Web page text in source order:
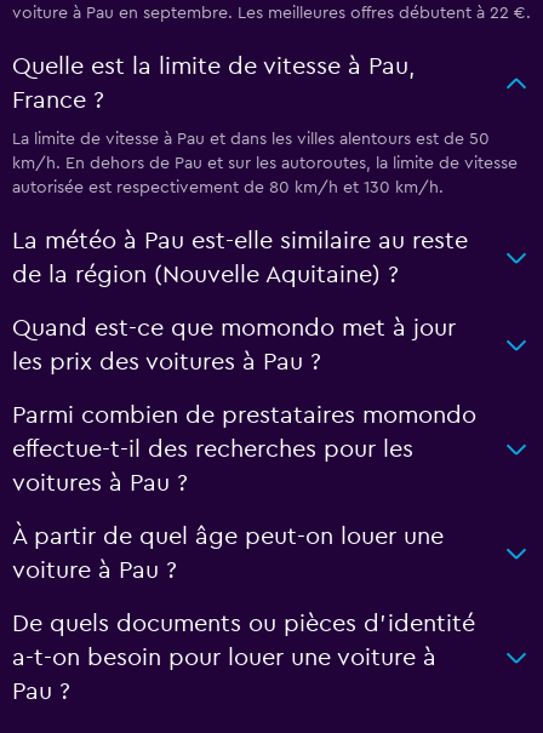
voiture à Pau en septembre. Les meilleures offres débutent à 22 €.
Quelle est la limite de vitesse à Pau,
France ?
La limite de vitesse à Pau et dans les villes alentours est de 50
km/h. En dehors de Pau et sur les autoroutes, la limite de vitesse
autorisée est respectivement de 80 km/h et 130 km/h.
La météo à Pau est-elle similaire au reste
de la région (Nouvelle Aquitaine) ?
Quand est-ce que momondo met à jour
les prix des voitures à Pau ?
Parmi combien de prestataires momondo
effectue-t-il des recherches pour les
voitures à Pau ?
À partir de quel âge peut-on louer une
voiture à Pau ?
De quels documents ou pièces d'identité
a-t-on besoin pour louer une voiture à
Pau ?